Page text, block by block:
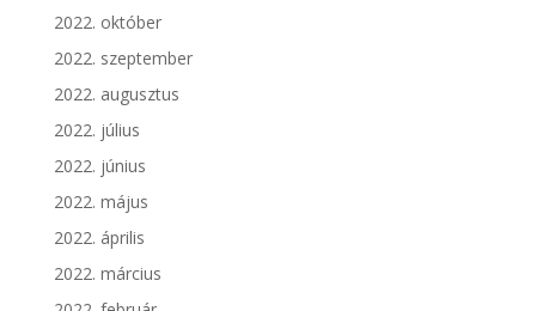
2022. október
2022. szeptember
2022. augusztus
2022. július
2022. június
2022. május
2022. április
2022. március